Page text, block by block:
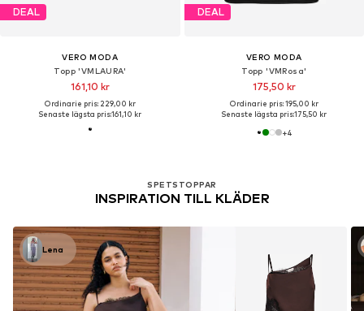
DEAL
VERO MODA
Topp 'VMLAURA'
161,10 kr
Ordinarie pris: 229,00 kr
Senaste lägsta pris:161,10 kr
DEAL
VERO MODA
Topp 'VMRosa'
175,50 kr
Ordinarie pris: 195,00 kr
Senaste lägsta pris:175,50 kr
+4
SPETSTOPPAR
INSPIRATION TILL KLÄDER
Lena